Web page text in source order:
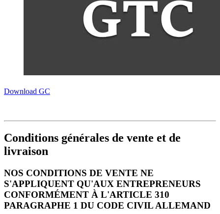
Download GC
Conditions générales de vente et de
livraison
NOS CONDITIONS DE VENTE NE
S'APPLIQUENT QU'AUX ENTREPRENEURS
CONFORMÉMENT À L'ARTICLE 310
PARAGRAPHE 1 DU CODE CIVIL ALLEMAND